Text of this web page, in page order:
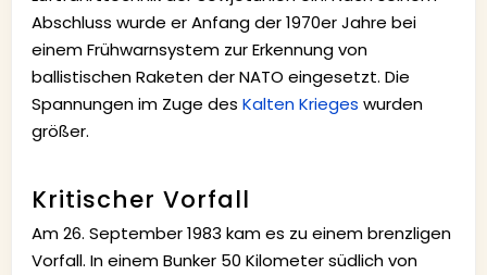
Abschluss wurde er Anfang der 1970er Jahre bei
einem Frühwarnsystem zur Erkennung von
ballistischen Raketen der NATO eingesetzt. Die
Spannungen im Zuge des Kalten Krieges wurden
größer.
Kritischer Vorfall
Am 26. September 1983 kam es zu einem brenzligen
Vorfall. In einem Bunker 50 Kilometer südlich von